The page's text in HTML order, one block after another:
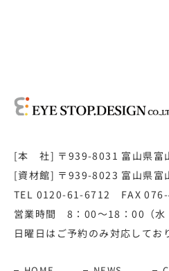
[本 社] 〒939-8031 富山県富
[資材館] 〒939-8023 富山県富
TEL 0120-61-6712 FAX
営業時間 8：00～18：00（水
日曜日はご予約のみ対応してお